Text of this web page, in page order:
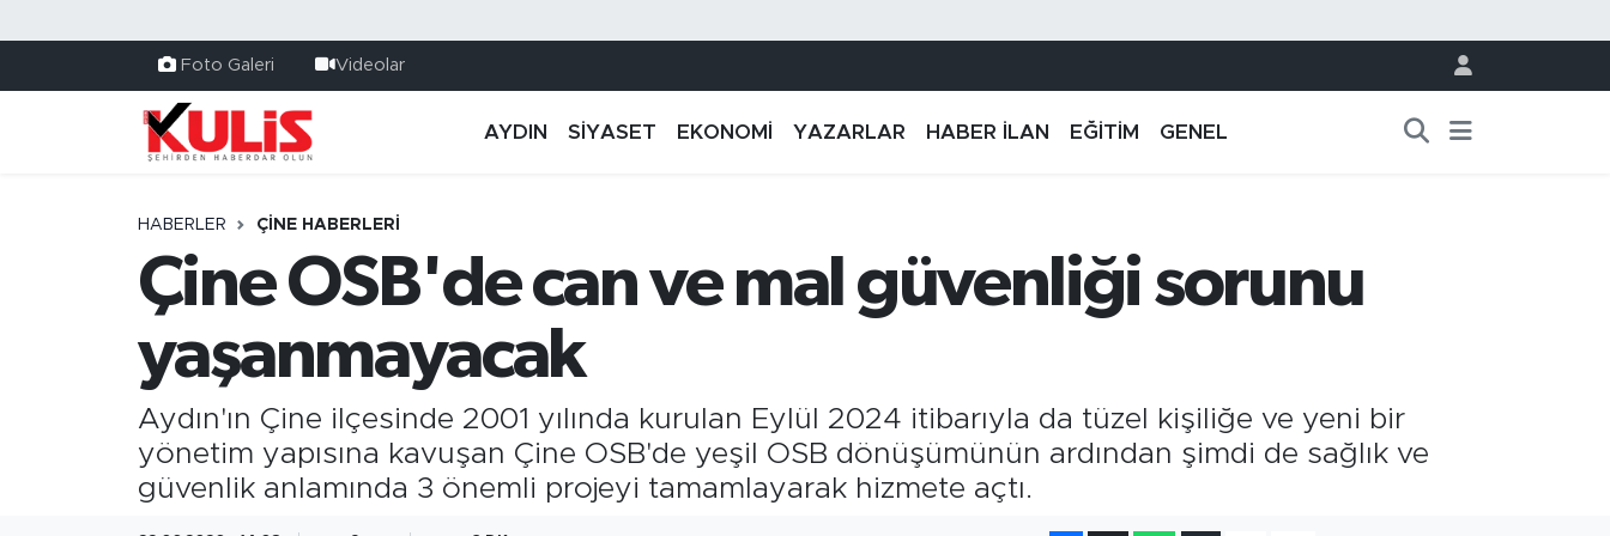
Foto Galeri Videolar
AYDIN SİYASET EKONOMİ YAZARLAR HABER İLAN EĞİTİM GENEL
HABERLER ÇINE HABERLERI
Çine OSB'de can ve mal güvenliği sorunu
yaşanmayacak
Aydın'ın Çine ilçesinde 2001 yılında kurulan Eylül 2024 itibarıyla da tüzel kişiliğe ve yeni bir
yönetim yapısına kavuşan Çine OSB'de yeşil OSB dönüşümünün ardından şimdi de sağlık ve
güvenlik anlamında 3 önemli projeyi tamamlayarak hizmete açtı.